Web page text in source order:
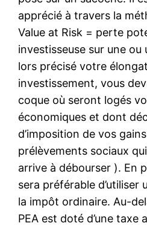
apprécié à travers la
Value at Risk = perte
investisseuse sur une
lors précisé votre
investissement, vous
coque où seront logés
économiques et dont
d’imposition de vos
prélèvements sociaux
arrive à débourser ). En
sera préférable
la impôt ordinaire. Au-
PEA est doté d’une taxe